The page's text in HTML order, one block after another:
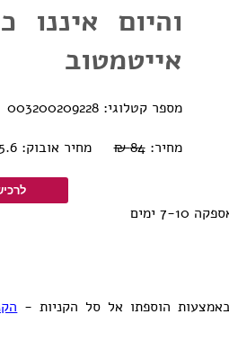
והיום
אייטמטוב
מספר קטלוגי: 003200209228
מחיר:84 ₪ מחיר אובוק: 75.6 ₪
7-10 ימים
הוספתו אל סל הקניות -